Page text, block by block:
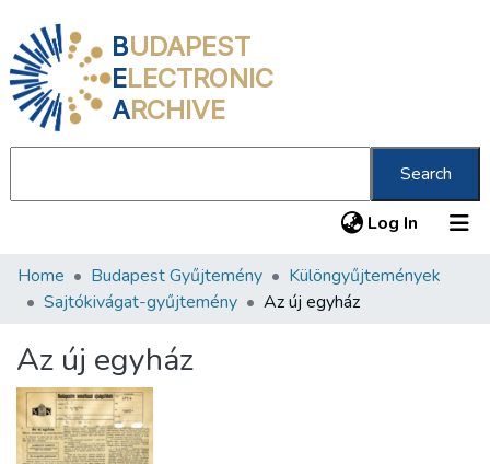
BUDAPEST
ELECTRONIC
ARCHIVE
Search
Log In (current)
Communities & Collections
Statistics
About us
Home Budapest Gyűjtemény
Különgyűjtemények
Sajtókivágat-gyűjtemény
Az új egyház
Az új egyház